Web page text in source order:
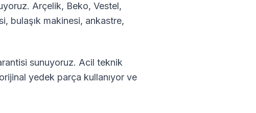
Arçelik, Beko, Vestel,
bulaşık makinesi, ankastre,
sunuyoruz. Acil teknik
yedek parça kullanıyor ve